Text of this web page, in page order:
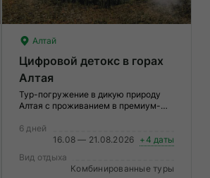
Алтай
Цифровой детокс в горах
Алтая
Тур-погружение в дикую природу
Алтая c проживанием в премиум-
6 дней
16.08 — 21.08.2026 +4 даты
Вид отдыха
Комбинированные туры